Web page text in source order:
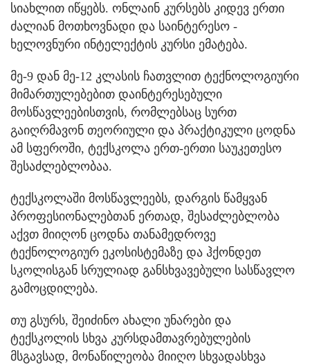
სიახლით იწყებს. ონლაინ კურსებს კიდევ ერთი
ძალიან მოთხოვნადი და საინტერესო -
ხელოვნური ინტელექტის კურსი ემატება.
მე-9 დან მე-12 კლასის ჩათვლით ტექნოლოგიური
მიმართულებებით დაინტერესებული
მოსწავლეებისთვის, რომლებსაც სურთ
გაიღრმავონ თეორიული და პრაქტიკული ცოდნა
ამ სფეროში, ტექსკოლა ერთ-ერთი საუკეთესო
შესაძლებლობაა.
ტექსკოლაში მოსწავლეებს, დარგის წამყვან
პროფესიონალებთან ერთად, შესაძლებლობა
აქვთ მიიღონ ცოდნა თანამედროვე
ტექნოლოგიურ ეკოსისტემაზე და ჰქონდეთ
სკოლისგან სრულიად განსხვავებული სასწავლო
გამოცდილება.
თუ გსურს, შეიძინო ახალი უნარები და
ტექსკოლის სხვა კურსდამთავრებულების
მსგავსად, მონაწილეობა მიიღო სხვადასხვა